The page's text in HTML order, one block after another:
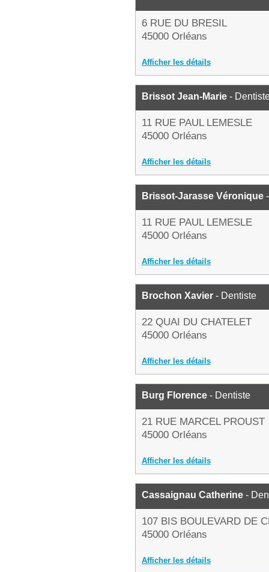
6 RUE DU BRESIL
45000 Orléans
Afficher les détails
Brissot Jean-Marie -
11 RUE PAUL LEMESLE
45000 Orléans
Afficher les détails
Brissot-Jarasse Véronique
11 RUE PAUL LEMESLE
45000 Orléans
Afficher les détails
Brochon Xavier - Dentiste
22 QUAI DU CHATELET
45000 Orléans
Afficher les détails
Burg Florence - Dentiste
21 RUE MARCEL PROUST
45000 Orléans
Afficher les détails
Cassaignau Catherine -
107 BIS BOULEVARD DE
45000 Orléans
Afficher les détails